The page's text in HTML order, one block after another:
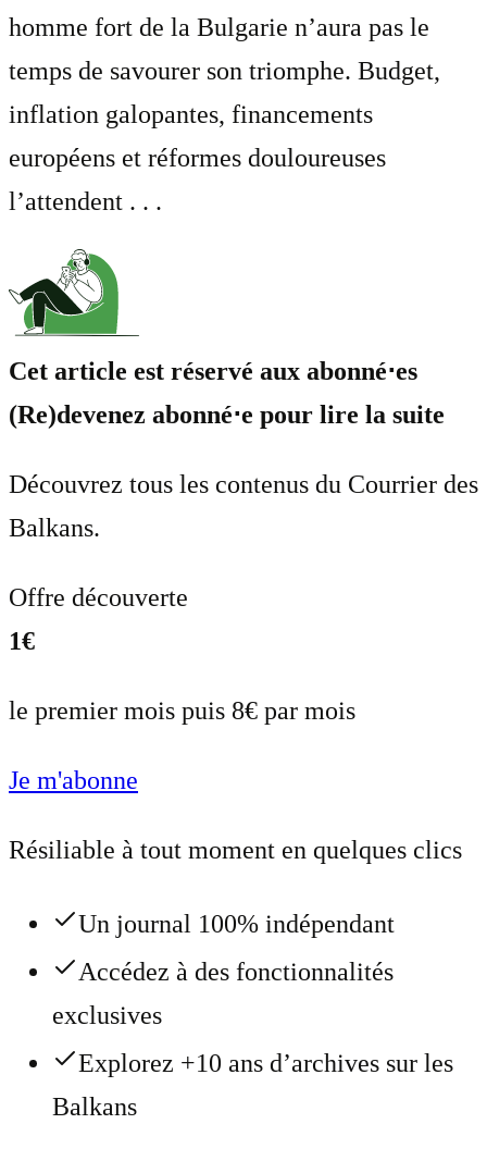
homme fort de la Bulgarie n’aura pas le
temps de savourer son triomphe. Budget,
inflation galopantes, financements
européens et réformes douloureuses
l’attendent . . .
Cet article est réservé aux abonné⋅es
(Re)devenez abonné⋅e pour lire la suite
Découvrez tous les contenus du Courrier des
Balkans.
Offre découverte
1€
le premier mois puis 8€ par mois
Je m'abonne
Résiliable à tout moment en quelques clics
Un journal 100% indépendant
Accédez à des fonctionnalités
exclusives
Explorez +10 ans d’archives sur les
Balkans